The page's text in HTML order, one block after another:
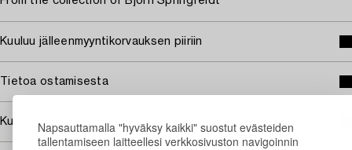
Napsauttamalla "hyväksy kaikki" suostut evästeiden
tallentamiseen laitteellesi verkkosivuston navigoinnin
Kuuluu jälleenmyyntikorvauksen piiriin
Tietoa ostamisesta
Kuvan käyttöoikeudet